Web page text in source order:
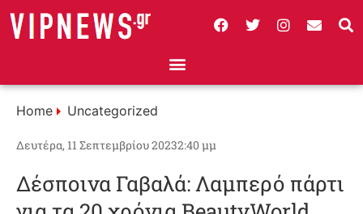
Home Uncategorized
Δευτέρα, 11 Σεπτεμβρίου 20232:40 μμ
Δέσποινα Γαβαλά: Λαμπερό πάρτι